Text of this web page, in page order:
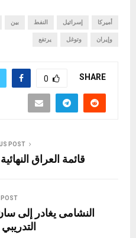
أميركا إسرائيل النفط بين
وإيران وتوغل يرتفع
SHARE
0
POST
قائمة العراق النهائية
POST
النشامى يغادر إلى